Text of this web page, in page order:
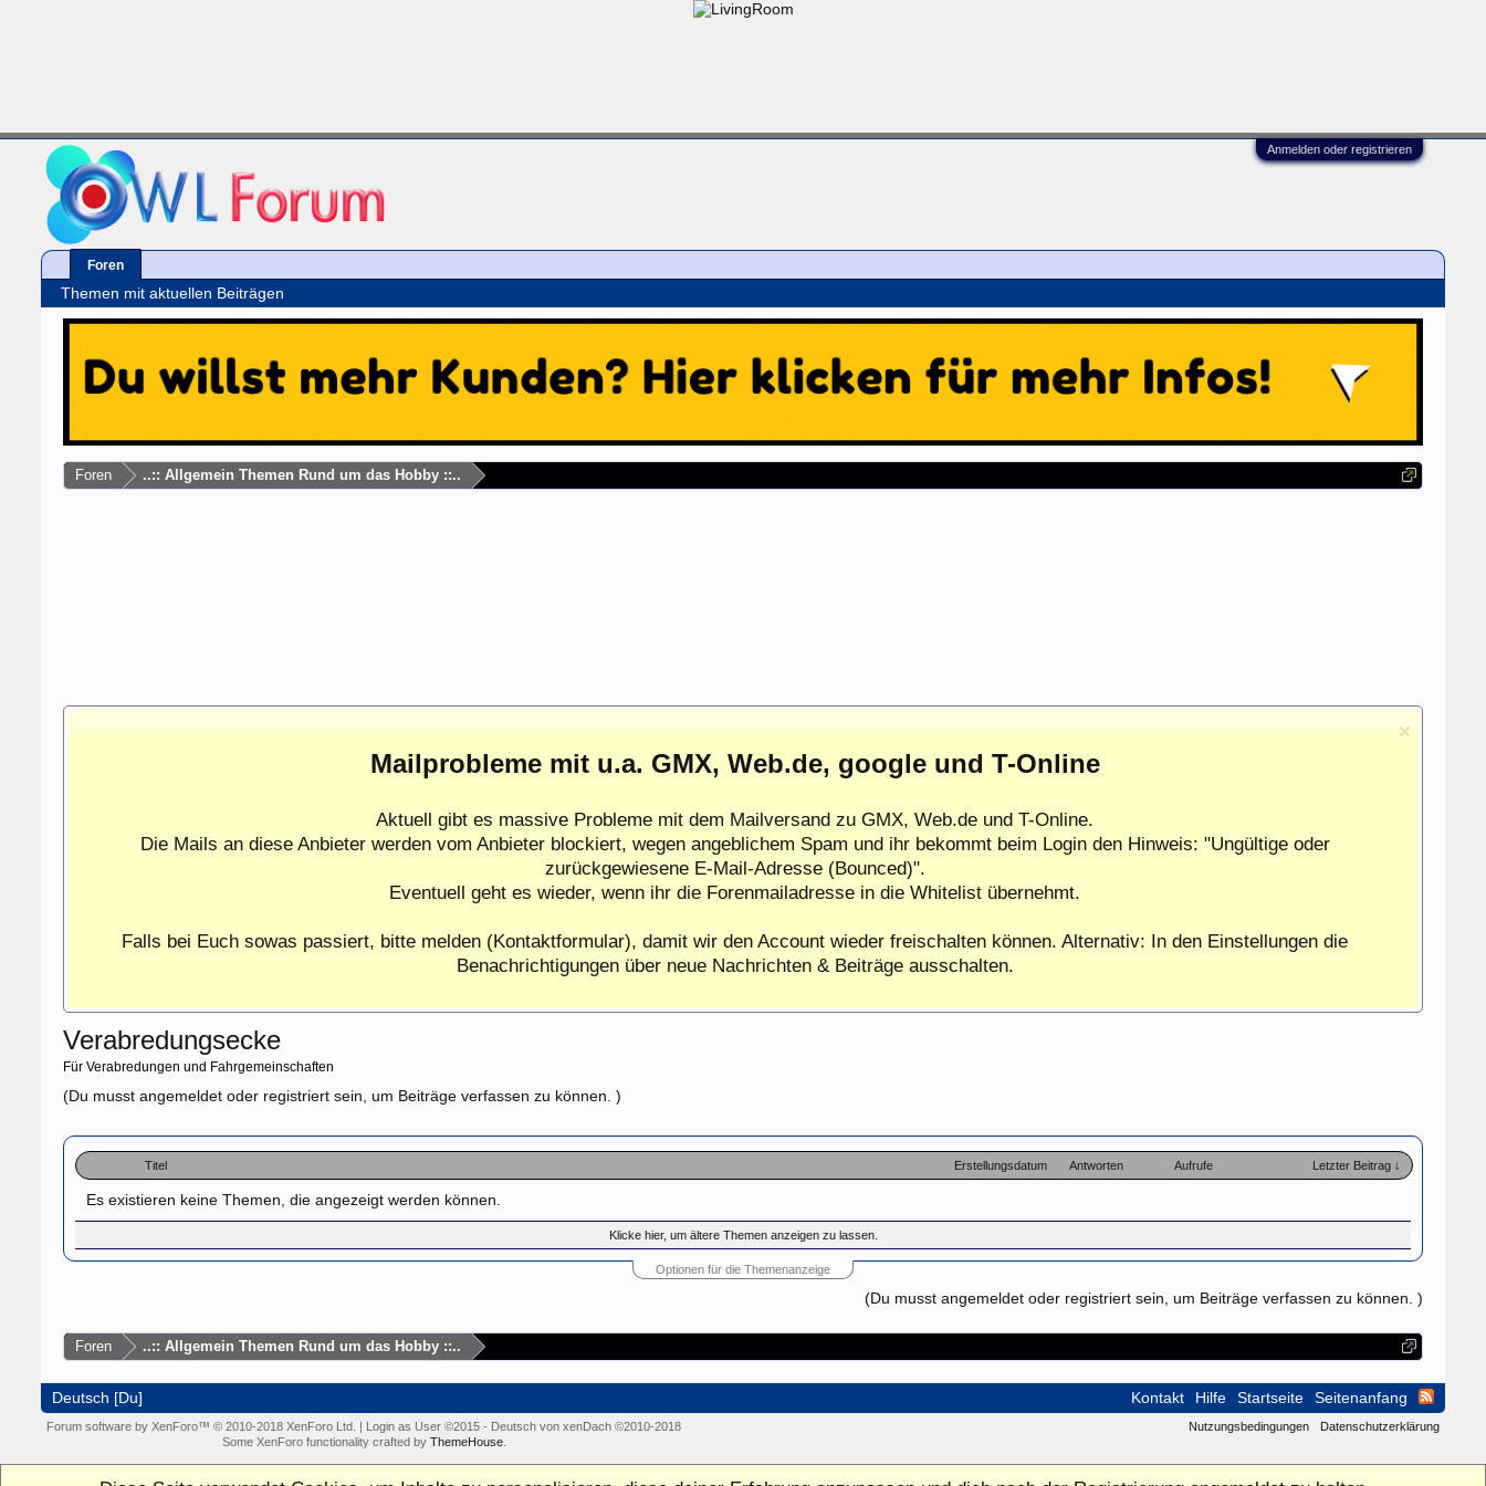
Anmelden oder registrieren
Foren ..:: Allgemein Themen Rund um das Hobby ::..
Mailprobleme mit u.a. GMX, Web.de, google und T-Online
Aktuell gibt es massive Probleme mit dem Mailversand zu GMX, Web.de und T-Online.
Die Mails an diese Anbieter werden vom Anbieter blockiert, wegen angeblichem Spam und ihr bekommt beim Login den Hinweis: "Ungültige oder
zurückgewiesene E-Mail-Adresse (Bounced)".
Eventuell geht es wieder, wenn ihr die Forenmailadresse in die Whitelist übernehmt.
Falls bei Euch sowas passiert, bitte melden (Kontaktformular), damit wir den Account wieder freischalten können. Alternativ: In den Einstellungen die
Benachrichtigungen über neue Nachrichten & Beiträge ausschalten.
Verabredungsecke
Für Verabredungen und Fahrgemeinschaften
(Du musst angemeldet oder registriert sein, um Beiträge verfassen zu können. )
Titel Erstellungsdatum Antworten Aufrufe Letzter Beitrag ↓
Es existieren keine Themen, die angezeigt werden können.
Klicke hier, um ältere Themen anzeigen zu lassen.
Optionen für die Themenanzeige
(Du musst angemeldet oder registriert sein, um Beiträge verfassen zu können. )
Foren ..:: Allgemein Themen Rund um das Hobby ::..
Foren
Themen mit aktuellen Beiträgen
Deutsch [Du] Kontakt Hilfe Startseite Seitenanfang
Nutzungsbedingungen Datenschutzerklärung
Forum software by XenForo™ © 2010-2018 XenForo Ltd. | Login as User ©2015 - Deutsch von xenDach ©2010-2018
Some XenForo functionality crafted by ThemeHouse.